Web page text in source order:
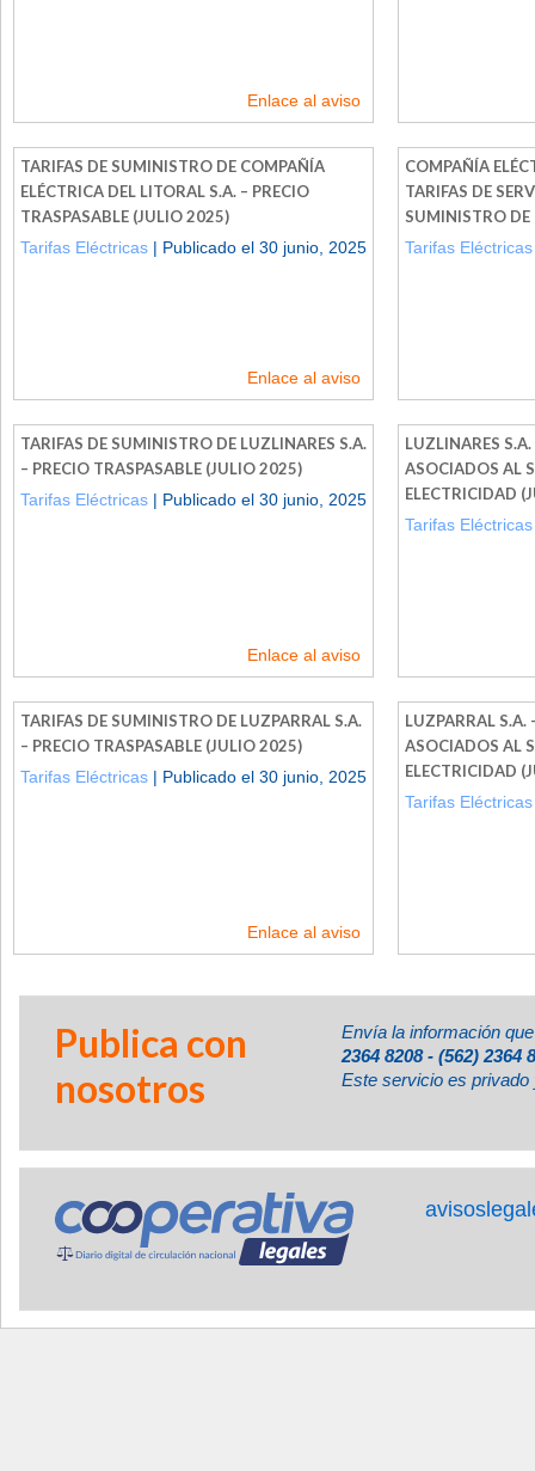
Enlace al aviso
TARIFAS DE SUMINISTRO DE COMPAÑÍA
ELÉCTRICA DEL LITORAL S.A. – PRECIO
TRASPASABLE (JULIO 2025)
Tarifas Eléctricas | Publicado el 30 junio, 2025
Enlace al aviso
COMPAÑÍA
TARIFAS DE
SUMINISTRO DE
Tarifas Eléctricas
TARIFAS DE SUMINISTRO DE LUZLINARES S.A.
– PRECIO TRASPASABLE (JULIO 2025)
Tarifas Eléctricas | Publicado el 30 junio, 2025
Enlace al aviso
LUZLINARES
ASOCIADOS AL
ELECTRICIDAD
Tarifas Eléctricas
TARIFAS DE SUMINISTRO DE LUZPARRAL S.A.
– PRECIO TRASPASABLE (JULIO 2025)
Tarifas Eléctricas | Publicado el 30 junio, 2025
Enlace al aviso
LUZPARRAL S.A.
ASOCIADOS AL
ELECTRICIDAD
Tarifas Eléctricas
Publica con
nosotros
Envía la información
2364 8208 - (562) 2364
Este servicio es privado